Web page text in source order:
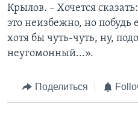
Крылов. – Хочется
это неизбежно, но
хотя бы чуть-чуть, ну,
неугомонный...».
Поделиться